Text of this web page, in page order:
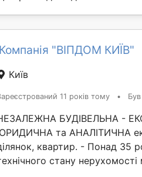
Компанія "ВІПДОМ КИЇВ"
Київ
11 років тому •
БУДІВЕЛЬНА -
та АНАЛІТИЧНА
квартир. - Понад 35
стану нерухомості